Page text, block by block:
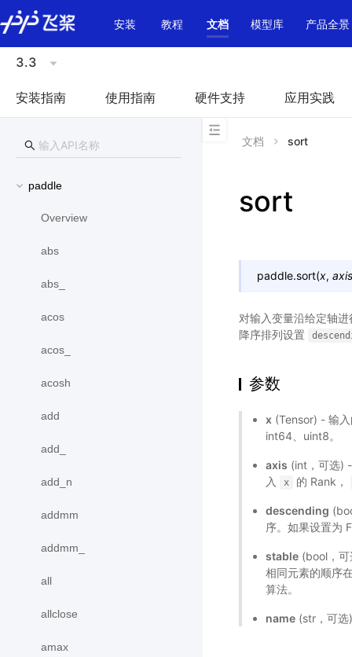
\u200E
安装
教程 文档 模型库 产品全景
3.3
安装指南 使用指南 硬件支持 应用实践
paddle
Overview
abs
abs_
acos
acos_
acosh
add
add_
add_n
addmm
addmm_
all
allclose
amax
文档 sort
sort
paddle.sort(x, axis
对输入变量沿给定轴
降序排列设置
参数
x (Tensor) - 输
int64、uint8。
axis (int，可选)
入
x 的 Rank，
descending
序。如果设置为
stable (bool，
相同元素的顺序
算法。
name (str，可